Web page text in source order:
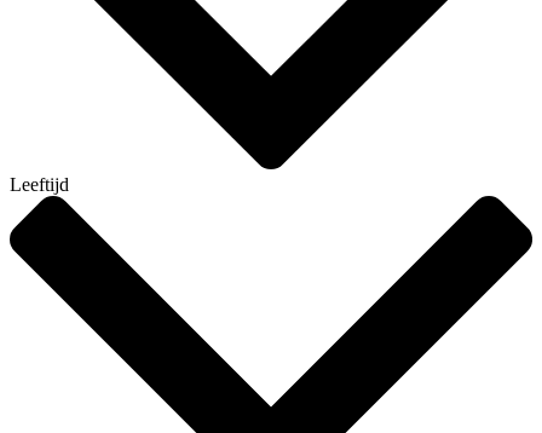
Leeftijd